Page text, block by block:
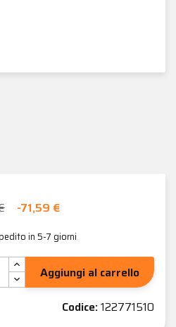
-71,59 €
in 5-7 giorni
Aggiungi al carrello
Codice:122771510